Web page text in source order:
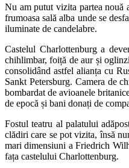
Nu am putut vizita partea nouă
frumoasa sală alba unde se
iluminate de candelabre.
Castelul Charlottenburg a
chihlimbar, foiță de aur și
consolidând astfel alianța cu
Sankt Petersburg. Camera de
bombardat de avioanele
de epocă și bani donați de
Fostul teatru al palatului
clădiri care se pot vizita, însă
mari dimensiuni a Friedrich
fața castelului Charlottenburg.